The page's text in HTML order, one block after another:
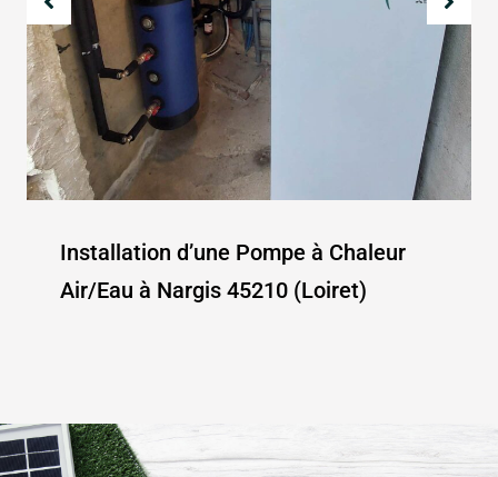
Installation d’une Pompe à Chaleur
Air/Eau à Nargis 45210 (Loiret)